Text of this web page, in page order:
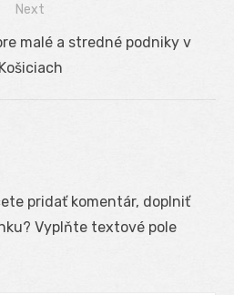
Next
malé a stredné podniky v
Košiciach
pridať komentár, doplniť
Vyplňte textové pole